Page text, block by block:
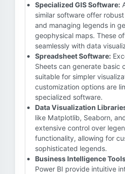
Specialized GIS Software:
similar software offer
and managing legends in
geophysical maps. These
seamlessly with data
Spreadsheet Software:
Sheets can generate basic
suitable for simpler
customization options are
specialized software.
Data Visualization
like Matplotlib, Seaborn,
extensive control over
functionality, allowing for
sophisticated legends.
Business Intelligence
Power BI provide intuitive